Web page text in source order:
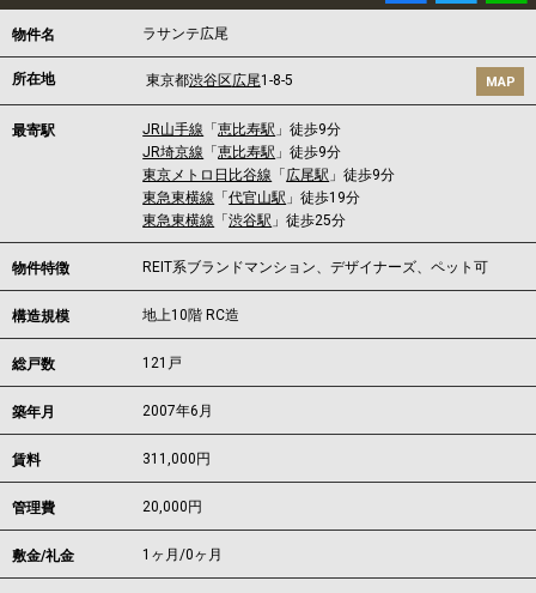
物件名 ラサンテ広尾
所在地 東京都渋谷区広尾1-8-5 MAP
最寄駅 JR山手線 「恵比寿駅 」徒歩9分
JR埼京線 「恵比寿駅 」徒歩9分
東京メトロ日比谷線 「 広尾駅 」徒歩9分
東急東横線 「代官山駅 」徒歩19分
東急東横線 「渋谷駅 」徒歩25分
物件特徴 REIT系ブランドマンション、デザイナーズ、ペット可
構造規模 地上10階 RC造
総戸数 121戸
築年月 2007年6月
賃料 311,000 円
管理費 20,000円
敷金/礼金 1ヶ月/0ヶ月